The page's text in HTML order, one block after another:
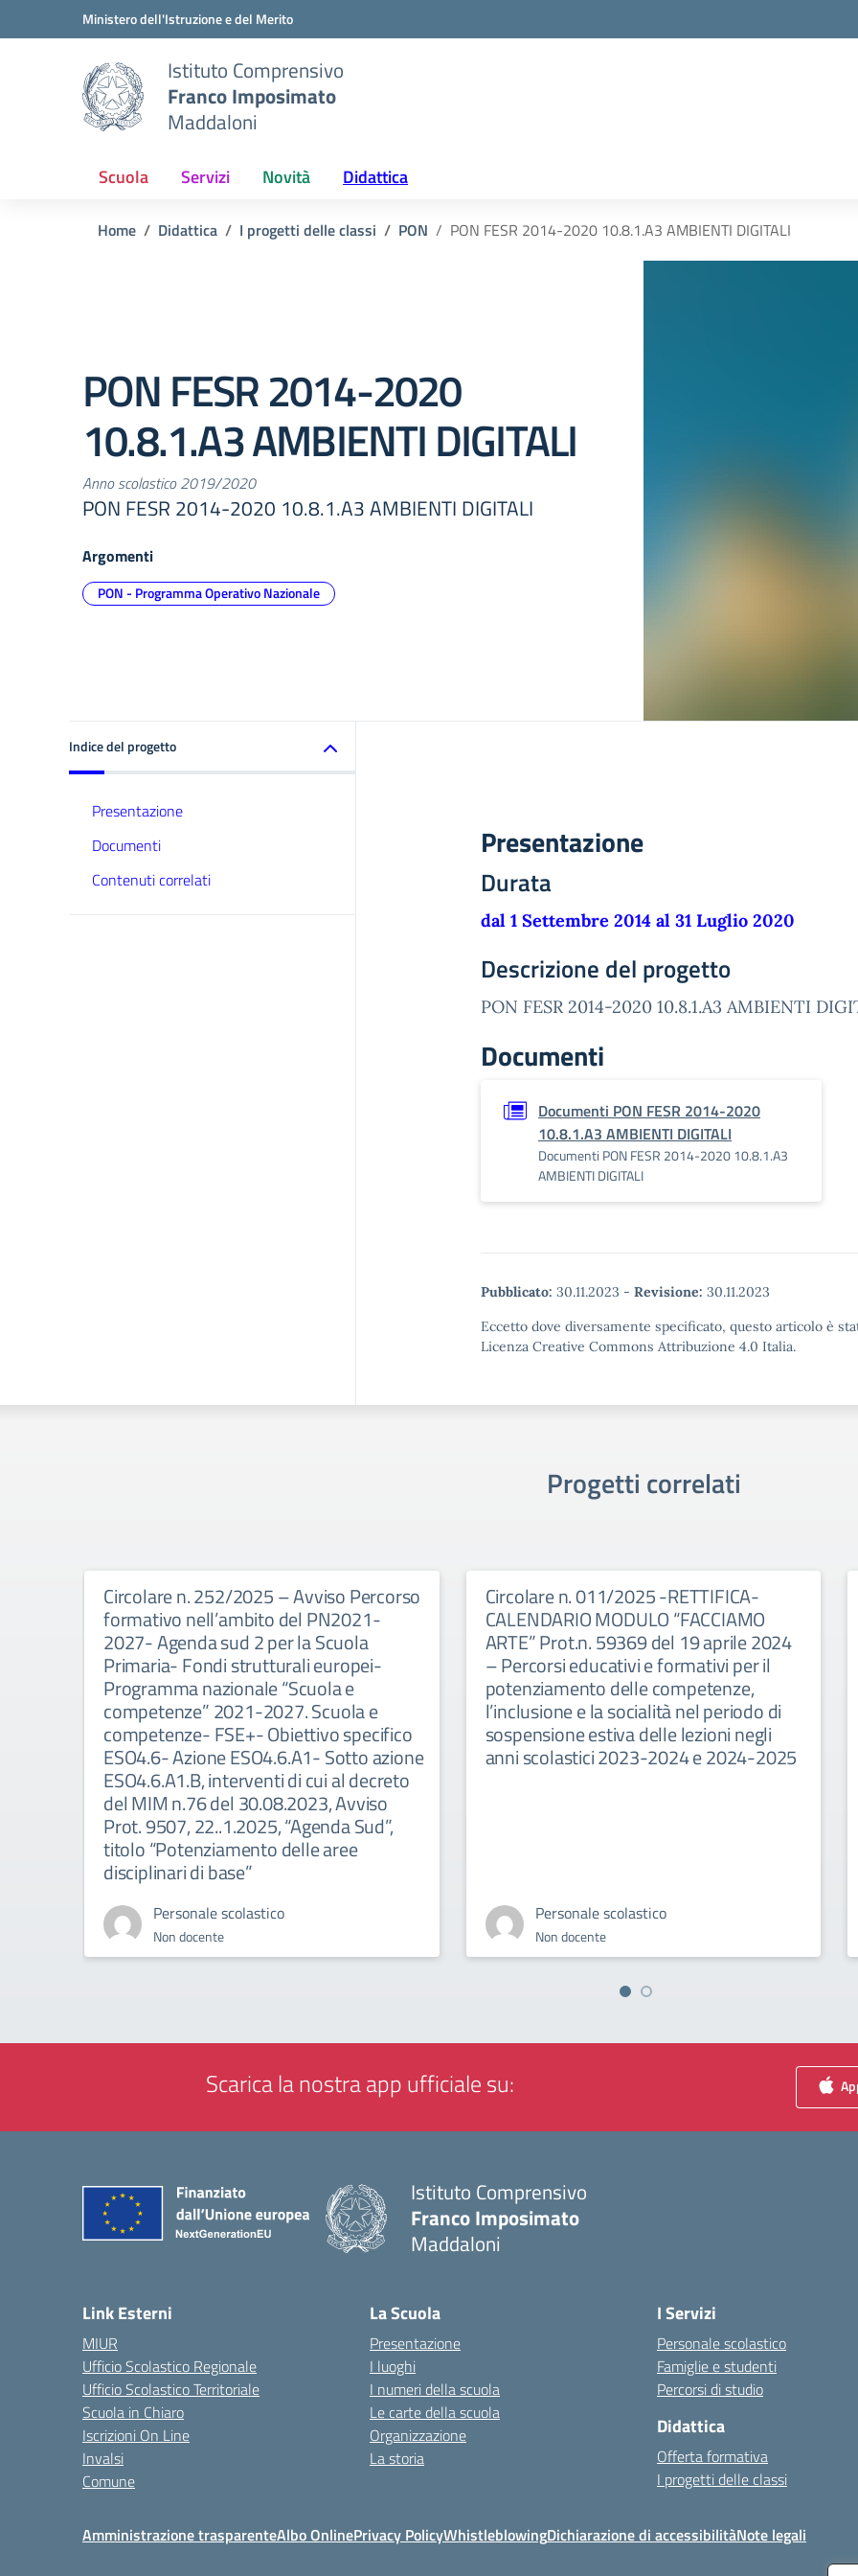
Vai ai contenuti
Vai al menu di navigazioneMinistero dell'Istruzione e del Merito
Istituto Comprensivo
Franco Imposimato
Maddaloni
Scuola Servizi Novità Didattica
Home Didattica I progetti delle classi PON PON FESR 2014-2020 10.8.1.A3 AMBIENTI DIGITALI
PON FESR 2014-2020
10.8.1.A3 AMBIENTI DIGITALI
Anno scolastico 2019/2020
PON FESR 2014-2020 10.8.1.A3 AMBIENTI DIGITALI
Argomenti
PON - Programma Operativo Nazionale
Indice del progetto
Presentazione
Documenti
Contenuti correlati
Presentazione
Durata
dal 1 Settembre 2014 al 31 Luglio 2020
Descrizione del progetto
PON FESR 2014-2020 10.8.1.A3 AMBIENTI
Documenti
Documenti PON FESR 2014-2020
10.8.1.A3 AMBIENTI DIGITALI
Documenti PON FESR 2014-2020 10.8.1.A3
AMBIENTI DIGITALI
Pubblicato: 30.11.2023 - Revisione: 30.11.2023
Eccetto dove diversamente specificato, questo articolo è
Licenza Creative Commons Attribuzione 4.0 Italia.
Progetti correlati
Circolare n. 252/2025 – Avviso Percorso
formativo nell’ambito del PN2021-
2027- Agenda sud 2 per la Scuola
Primaria- Fondi strutturali europei-
Programma nazionale “Scuola e
competenze” 2021-2027. Scuola e
competenze- FSE+- Obiettivo specifico
ESO4.6- Azione ESO4.6.A1- Sotto azione
ESO4.6.A1.B, interventi di cui al decreto
del MIM n.76 del 30.08.2023, Avviso
Prot. 9507, 22..1.2025, “Agenda Sud”,
titolo “Potenziamento delle aree
disciplinari di base”
Personale scolastico
Non docente
Circolare n. 011/2025 -RETTIFICA-
CALENDARIO MODULO “FACCIAMO
ARTE” Prot.n. 59369 del 19 aprile 2024
– Percorsi educativi e formativi per il
potenziamento delle competenze,
l’inclusione e la socialità nel periodo di
sospensione estiva delle lezioni negli
anni scolastici 2023-2024 e 2024-2025
Personale scolastico
Non docente
Scarica la nostra app ufficiale su:
Istituto Comprensivo
Franco Imposimato
Maddaloni
Link Esterni
MIUR
Ufficio Scolastico Regionale
Ufficio Scolastico Territoriale
Scuola in Chiaro
Iscrizioni On Line
Invalsi
Comune
La Scuola
Presentazione
I luoghi
I numeri della scuola
Le carte della scuola
Organizzazione
La storia
I Servizi
Personale scolastico
Famiglie e studenti
Percorsi di studio
Didattica
Offerta formativa
I progetti delle classi
Amministrazione trasparenteAlbo OnlinePrivacy PolicyWhistleblowingDichiarazione di accessibilitàNote legali